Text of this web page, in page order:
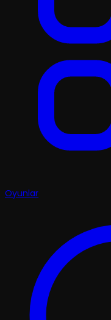
Oyunlar